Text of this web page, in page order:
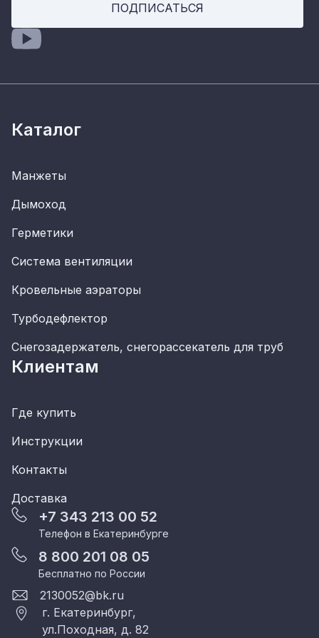
ПОДПИСАТЬСЯ
Каталог
Манжеты
Дымоход
Герметики
Система вентиляции
Кровельные аэраторы
Турбодефлектор
Снегозадержатель, снегорассекатель для труб
Клиентам
Где купить
Инструкции
Контакты
Доставка
+7 343 213 00 52
Телефон в Екатеринбурге
8 800 201 08 05
Бесплатно по России
2130052@bk.ru
г. Екатеринбург,
ул.Походная, д. 82